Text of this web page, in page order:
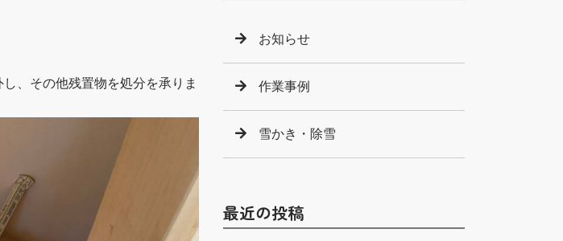
、その他残置物を処分を承りま
お知らせ
作業事例
雪かき・除雪
最近の投稿